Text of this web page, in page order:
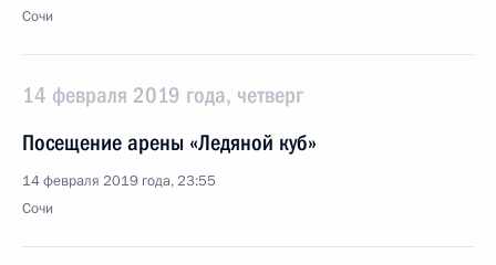
Сочи
14 февраля 2019 года, четверг
Посещение арены «Ледяной куб»
14 февраля 2019 года, 23:55
Сочи